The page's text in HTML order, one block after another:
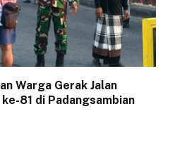
Warga Gerak Jalan
81 di Padangsambian